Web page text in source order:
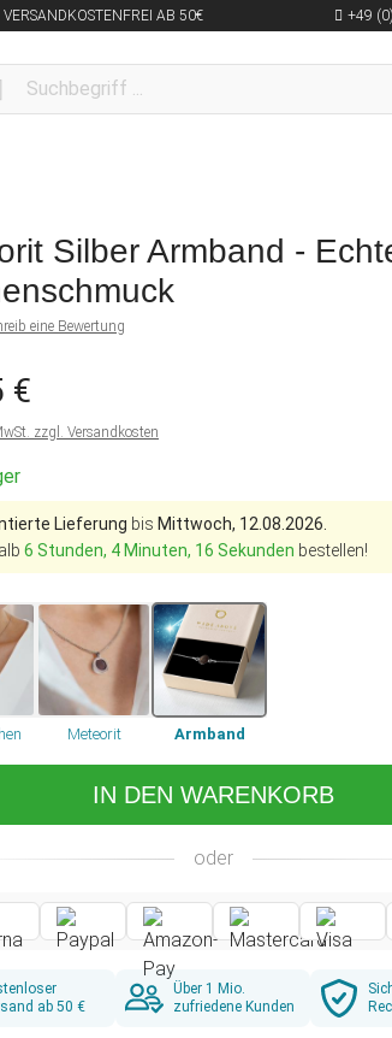
VERSANDKOSTENFREI AB 50€ +49
Silber Armband -
eine Bewertung
€
zzgl. Versandkosten
Lieferung bis Mittwoch, 12.08.2026.
6 Stunden, 4 Minuten, 15 Sekunden bestellen!
Meteorit Armband
IN DEN WARENKORB
oder
ab 50 €
Über 1 Mio.
zufriedene Kunden